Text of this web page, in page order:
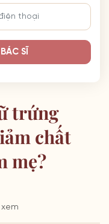
SĨ
trứng
chất
mẹ?
xem